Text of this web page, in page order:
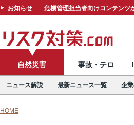
お知らせ 危機管理担当者向けコンテンツ
自然災害 事故・テロ
ニュース解説 最新ニュース一覧 企
HOME